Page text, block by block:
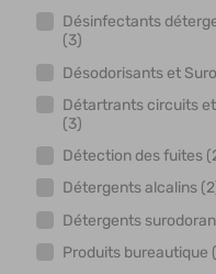
Désinfectants
(3)
Désodorisants et
Détartrants circuits
(3)
Détection des fuites
Détergents alcalins
Détergents
Produits bureautique